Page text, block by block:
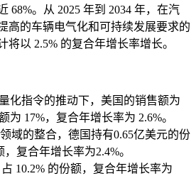
68%。从 2025 年到 2034 年，在汽
高的车辆电气化和可持续发展要求的
将以 2.5% 的复合年增长率增长。
化指令的推动下，美国的销售额为
为 17%，复合年增长率为 2.6%。
域的整合，德国持有0.65亿美元的份
复合年增长率为2.4%。
10.2% 的份额，复合年增长率为